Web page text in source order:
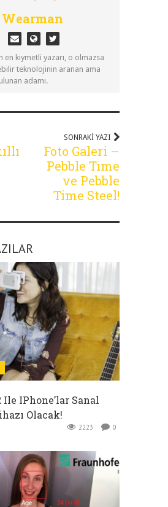
Wearman
en kıymetli yazarı, o olmazsa
teknolojinin aranan ama
adamı.
SONRAKI YAZI
Foto Galeri –
Pebble Time
ve Pebble
Time Steel!
IPhone’lar Sanal
Olacak!
2223 0